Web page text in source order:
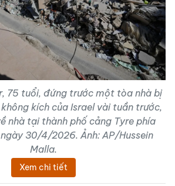
75 tuổi, đứng trước một tòa nhà bị
kích của Israel vài tuần trước,
nhà tại thành phố cảng Tyre phía
30/4/2026. Ảnh: AP/Hussein
Malla.
Xem chi tiết